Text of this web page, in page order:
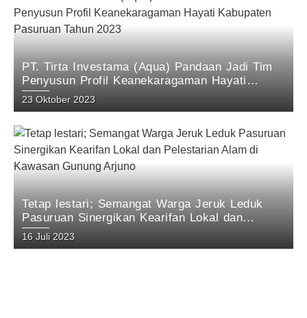
PT. Tirta Investama (Aqua) Pandaan Jadi Tim
Penyusun Profil Keanekaragaman Hayati
Kabupaten Pasuruan Tahun 2023
23 Oktober 2023
Tetap lestari; Semangat Warga Jeruk Leduk
Pasuruan Sinergikan Kearifan Lokal dan
Pelestarian Alam di Kawasan Gunung Arjuno
16 Juli 2023